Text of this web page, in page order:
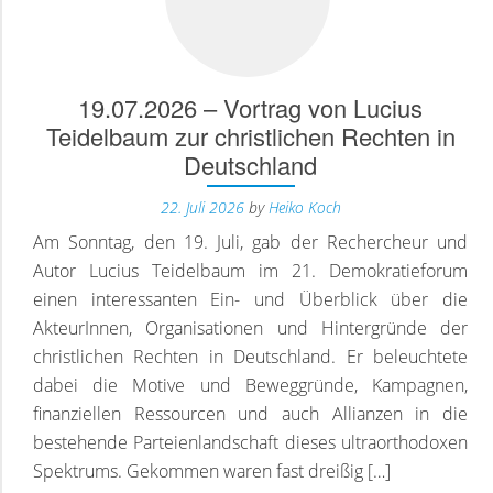
19.07.2026 – Vortrag von Lucius
Teidelbaum zur christlichen Rechten in
Deutschland
22. Juli 2026 by Heiko Koch
Am Sonntag, den 19. Juli, gab der Rechercheur und
Autor Lucius Teidelbaum im 21. Demokratieforum
einen interessanten Ein- und Überblick über die
AkteurInnen, Organisationen und Hintergründe der
christlichen Rechten in Deutschland. Er beleuchtete
dabei die Motive und Beweggründe, Kampagnen,
finanziellen Ressourcen und auch Allianzen in die
bestehende Parteienlandschaft dieses ultraorthodoxen
Spektrums. Gekommen waren fast dreißig […]